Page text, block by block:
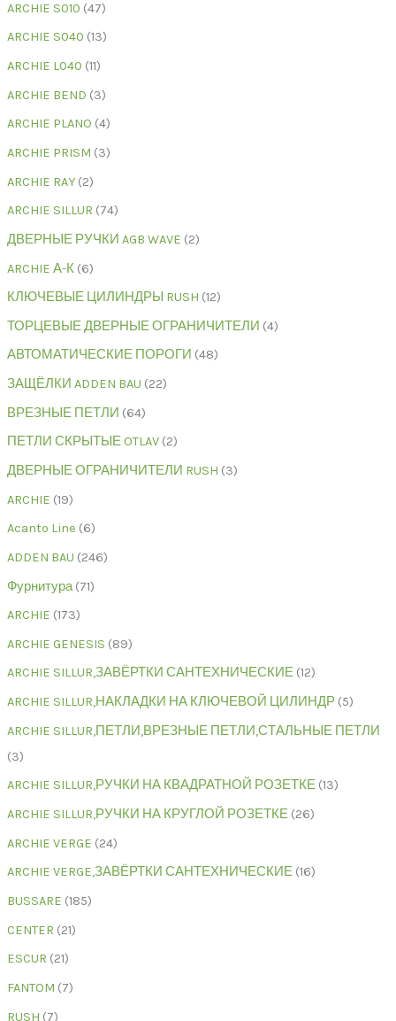
ARCHIE S010 47
ARCHIE S040 13
ARCHIE L040 11
ARCHIE BEND 3
ARCHIE PLANO 4
ARCHIE PRISM 3
ARCHIE RAY 2
ARCHIE SILLUR 74
ДВЕРНЫЕ РУЧКИ AGB WAVE 2
ARCHIE А-К 6
КЛЮЧЕВЫЕ ЦИЛИНДРЫ RUSH 12
ТОРЦЕВЫЕ ДВЕРНЫЕ ОГРАНИЧИТЕЛИ 4
АВТОМАТИЧЕСКИЕ ПОРОГИ 48
ЗАЩЁЛКИ ADDEN BAU 22
ВРЕЗНЫЕ ПЕТЛИ 64
ПЕТЛИ СКРЫТЫЕ OTLAV 2
ДВЕРНЫЕ ОГРАНИЧИТЕЛИ RUSH 3
ARCHIE 19
Acanto Line 6
ADDEN BAU 246
Фурнитура 71
ARCHIE 173
ARCHIE GENESIS 89
ARCHIE SILLUR,ЗАВЁРТКИ САНТЕХНИЧЕСКИЕ 12
ARCHIE SILLUR,НАКЛАДКИ НА КЛЮЧЕВОЙ ЦИЛИНДР 5
ARCHIE SILLUR,ПЕТЛИ,ВРЕЗНЫЕ ПЕТЛИ,СТАЛЬНЫЕ ПЕТЛИ
3
ARCHIE SILLUR,РУЧКИ НА КВАДРАТНОЙ РОЗЕТКЕ 13
ARCHIE SILLUR,РУЧКИ НА КРУГЛОЙ РОЗЕТКЕ 26
ARCHIE VERGE 24
ARCHIE VERGE,ЗАВЁРТКИ САНТЕХНИЧЕСКИЕ 16
BUSSARE 185
CENTER 21
ESCUR 21
FANTOM 7
RUSH 7